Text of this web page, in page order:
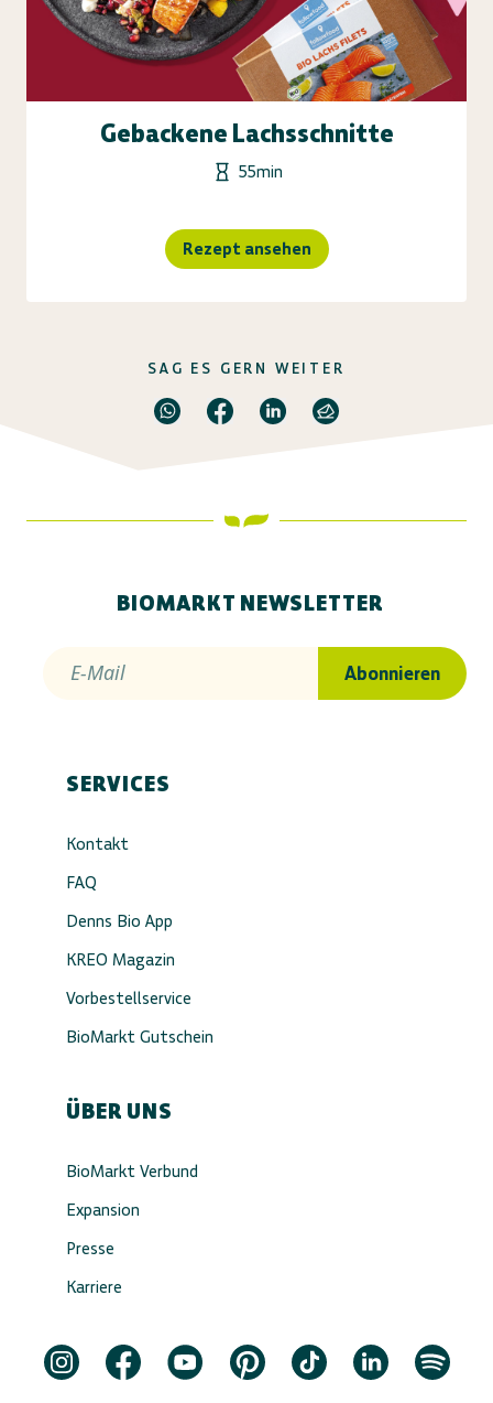
Gebackene Lachsschnitte
55min
Rezept ansehen
SAG ES GERN WEITER
BIOMARKT NEWSLETTER
E-Mail Abonnieren
SERVICES
Kontakt
FAQ
Denns Bio App
KREO Magazin
Vorbestellservice
BioMarkt Gutschein
ÜBER UNS
BioMarkt Verbund
Expansion
Presse
Karriere